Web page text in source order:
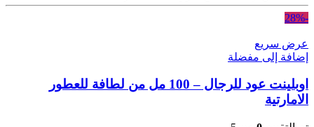
-28%
عرض سريع
إضافة إلى مفضلة
اوبلينت عود للرجال – 100 مل من لطافة للعطور
الامارتية